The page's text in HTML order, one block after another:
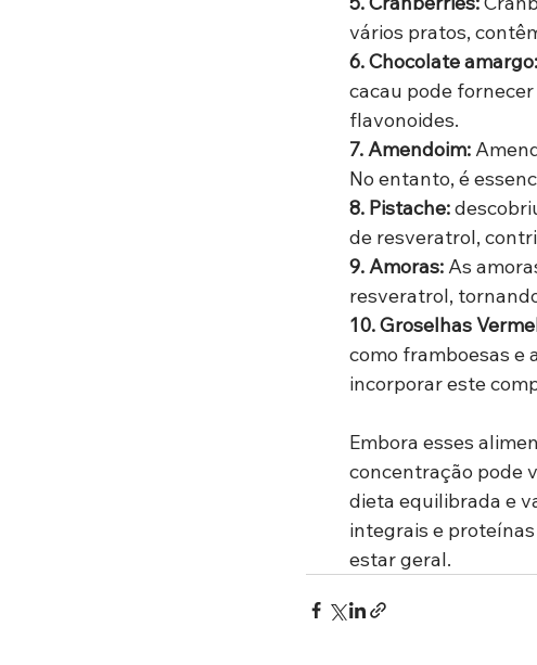
vários pratos,
6. Chocolate amargo:
cacau pode
flavonoides.
7. Amendoim:
No entanto, é
8. Pistache:
de resveratrol,
9. Amoras: As
resveratrol,
10. Groselhas
como framboesas e
incorporar este
Embora esses
concentração pode
dieta equilibrada e
integrais e
estar geral.